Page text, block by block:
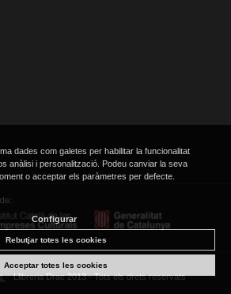
Llibreria Drac 2013 - Tots els drets reservats
dades com galetes per habilitar la funcionalitat
anàlisi i personalització. Podeu canviar la seva
o acceptar els paràmetres per defecte.
Configurar
Rebutjar totes les cookies
Acceptar totes les cookies